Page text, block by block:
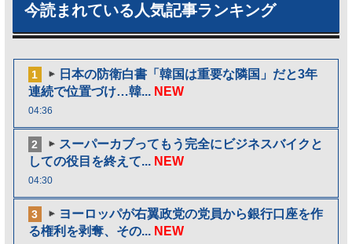
今読まれている人気記事ランキング
1
日本の防衛白書「韓国は重要な隣国」だと3年
連続で位置づけ…韓... NEW
04:36
2
スーパーカブってもう完全にビジネスバイクと
しての役目を終えて... NEW
04:30
3
ヨーロッパが右翼政党の党員から銀行口座を作
る権利を剥奪、その... NEW